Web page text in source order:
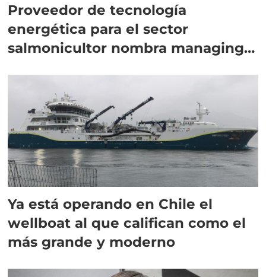
Proveedor de tecnología
energética para el sector
salmonicultor nombra managing
Ya está operando en Chile el
wellboat al que califican como el
más grande y moderno